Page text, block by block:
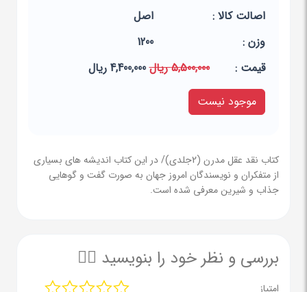
اصالت کالا :
اصل
وزن :
1200
قيمت :
5,500,000 ریال
4,400,000 ریال
موجود نیست
کتاب نقد عقل مدرن (2جلدی)/ در این کتاب اندیشه های بسیاری
از متفکران و نویسندگان امروز جهان به صورت گفت و گوهایی
جذاب و شیرین معرفی شده است.
بررسی و نظر خود را بنویسید ✍🏻
امتیاز